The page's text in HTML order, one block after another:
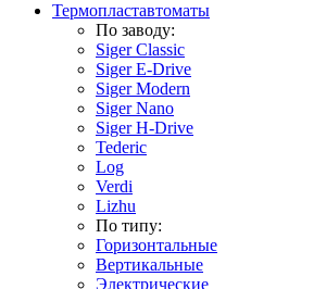
Термопластавтоматы
По заводу:
Siger Classic
Siger E-Drive
Siger Modern
Siger Nano
Siger H-Drive
Tederic
Log
Verdi
Lizhu
По типу:
Горизонтальные
Вертикальные
Электрические